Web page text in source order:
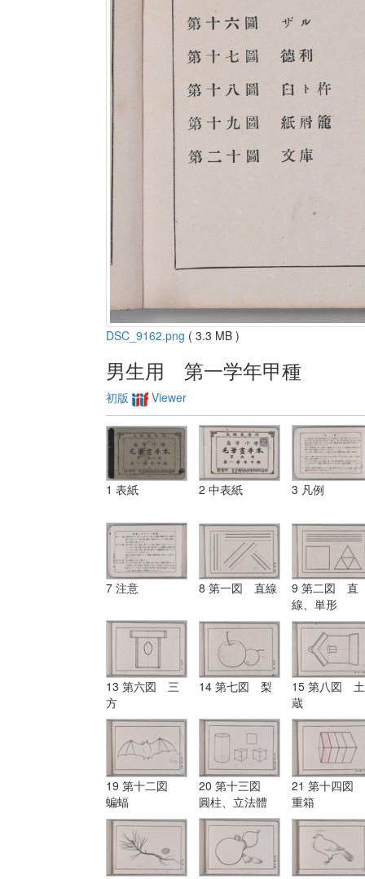
DSC_9162.png ( 3.3 MB )
男生用 第一学年甲種
初版 Viewer
1 表紙 2 中表紙 3 凡例
7 注意 8 第一図 直線
9 第二図 直
線、単形
13 第六図 三
方
14 第七図 梨
15 第八図 土
蔵
19 第十二図
蝙蝠
20 第十三図
圓柱、立法體
21 第十四図
重箱